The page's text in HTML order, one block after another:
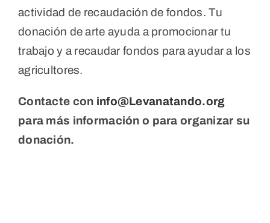
actividad de recaudación de fondos. Tu
donación de arte ayuda a promocionar tu
trabajo y a recaudar fondos para ayudar a los
agricultores.
Contacte con info@Levanatando.org
para más información o para organizar su
donación.